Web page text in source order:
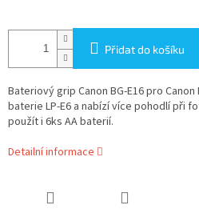
Přidat do košíku
Bateriový grip Canon BG-E16 pro Canon
baterie LP-E6 a nabízí více pohodlí při
použít i 6ks AA baterií.
Detailní informace